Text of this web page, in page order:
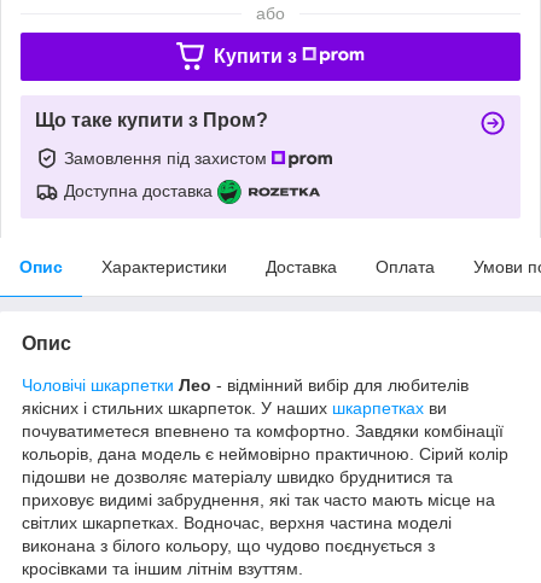
або
Купити з
Що таке купити з Пром?
Замовлення під захистом
Доступна доставка
Опис Характеристики Доставка Оплата Умови
Опис
Чоловічі шкарпетки Лео - відмінний вибір для любителів
якісних і стильних шкарпеток. У наших шкарпетках ви
почуватиметеся впевнено та комфортно. Завдяки комбінації
кольорів, дана модель є неймовірно практичною. Сірий колір
підошви не дозволяє матеріалу швидко бруднитися та
приховує видимі забруднення, які так часто мають місце на
світлих шкарпетках. Водночас, верхня частина моделі
виконана з білого кольору, що чудово поєднується з
кросівками та іншим літнім взуттям.